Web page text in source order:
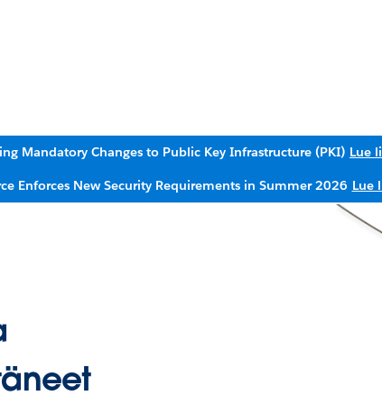
Mandatory Changes to Public Key Infrastructure (PKI) Lue
Enforces New Security Requirements in Summer 2026 Lue